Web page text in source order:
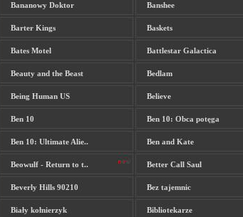
Bananowy Doktor Banshee
Barter Kings Baskets
Bates Motel Battlestar Galactica
Beauty and the Beast Bedlam
Being Human US Believe
Ben 10 Ben 10: Obca potęga
Ben 10: Ultimate Alie.. Ben and Kate
Beowulf - Return to t.. Better Call Saul
Beverly Hills 90210 Bez tajemnic
Biały kołnierzyk Bibliotekarze